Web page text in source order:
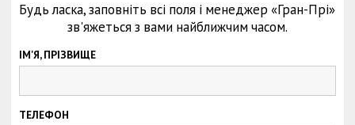
Будь ласка, заповніть всі поля і менеджер «Гран-Прі»
зв'яжеться з вами найближчим часом.
ІМ'Я, ПРІЗВИЩЕ
ТЕЛЕФОН